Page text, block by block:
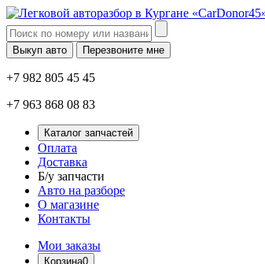
Выкуп авто Перезвоните мне
+7 982 805 45 45
+7 963 868 08 83
Каталог запчастей
Оплата
Доставка
Б/у запчасти
Авто на разборе
О магазине
Контакты
Мои заказы
Корзина0